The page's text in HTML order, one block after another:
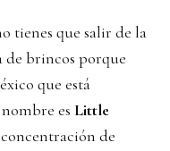
tienes que salir de la
de brincos porque
que está
es Little
de